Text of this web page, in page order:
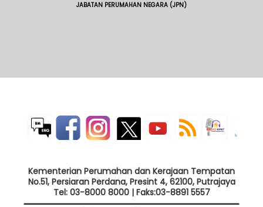
JABATAN PERUMAHAN NEGARA (JPN)
Kementerian Perumahan dan Kerajaan Tempatan
No.51, Persiaran Perdana, Presint 4, 62100, Putrajaya
Tel: 03-8000 8000 | Faks:03-8891 5557